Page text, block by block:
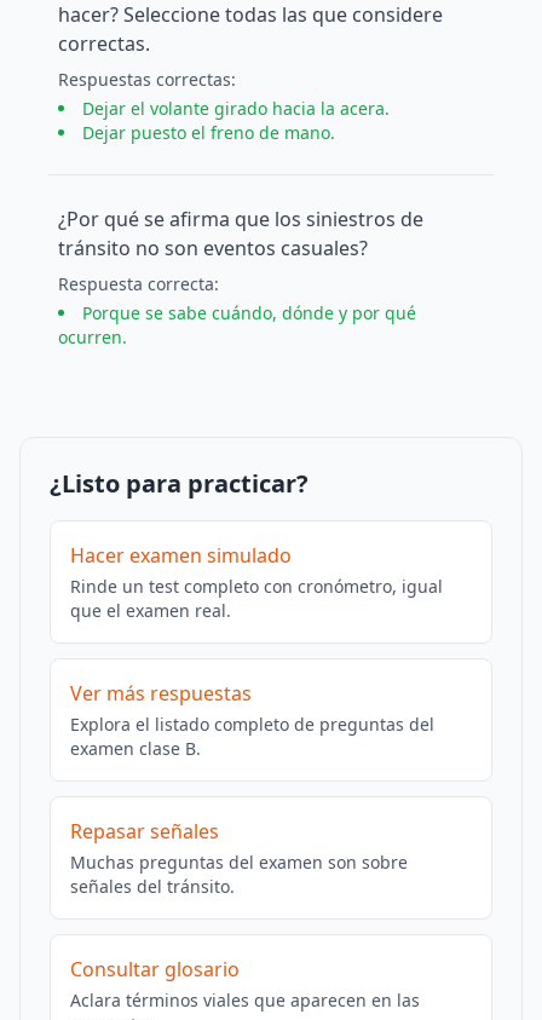
hacer? Seleccione todas las que considere
correctas.
Respuestas correctas:
Dejar el volante girado hacia la acera.
Dejar puesto el freno de mano.
¿Por qué se afirma que los siniestros de
tránsito no son eventos casuales?
Respuesta correcta:
Porque se sabe cuándo, dónde y por qué
ocurren.
¿Listo para practicar?
Hacer examen simulado
Rinde un test completo con cronómetro, igual
que el examen real.
Ver más respuestas
Explora el listado completo de preguntas del
examen clase B.
Repasar señales
Muchas preguntas del examen son sobre
señales del tránsito.
Consultar glosario
Aclara términos viales que aparecen en las